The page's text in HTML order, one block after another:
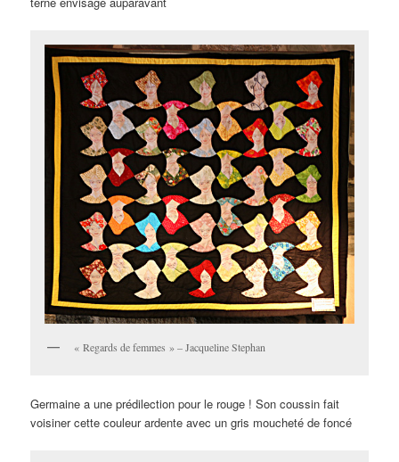
« Regards de femmes » – Jacqueline Stephan
Germaine a une prédilection pour le rouge ! Son coussin fait
voisiner cette couleur ardente avec un gris moucheté de foncé